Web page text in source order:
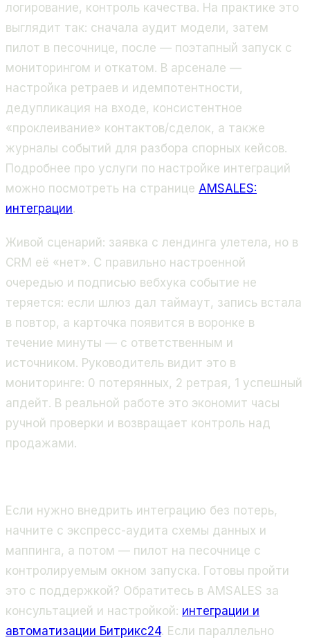
логирование, контроль качества. На практике это
выглядит так: сначала аудит модели, затем
пилот в песочнице, после — поэтапный запуск с
мониторингом и откатом. В арсенале —
настройка ретраев и идемпотентности,
дедупликация на входе, консистентное
«проклеивание» контактов/сделок, а также
журналы событий для разбора спорных кейсов.
Подробнее про услуги по настройке интеграций
можно посмотреть на странице AMSALES:
интеграции.
Живой сценарий: заявка с лендинга улетела, но в
CRM её «нет». С правильно настроенной
очередью и подписью вебхука событие не
теряется: если шлюз дал таймаут, запись встала
в повтор, а карточка появится в воронке в
течение минуты — с ответственным и
источником. Руководитель видит это в
мониторинге: 0 потерянных, 2 ретрая, 1 успешный
апдейт. В реальной работе это экономит часы
ручной проверки и возвращает контроль над
продажами.
Если нужно внедрить интеграцию без потерь,
начните с экспресс-аудита схемы данных и
маппинга, а потом — пилот на песочнице с
контролируемым окном запуска. Готовы пройти
это с поддержкой? Обратитесь в AMSALES за
консультацией и настройкой: интеграции и
автоматизации Битрикс24. Если параллельно